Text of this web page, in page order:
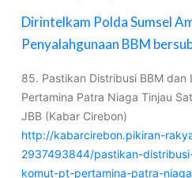
Dirintelkam Polda Sumsel
Penyalahgunaan BBM
85. Pastikan Distribusi BBM dan
Pertamina Patra Niaga Tinjau
JBB (Kabar Cirebon)
http://kabarcirebon.pikiran-
2937493844/pastikan-
komut-pt-pertamina-patra-